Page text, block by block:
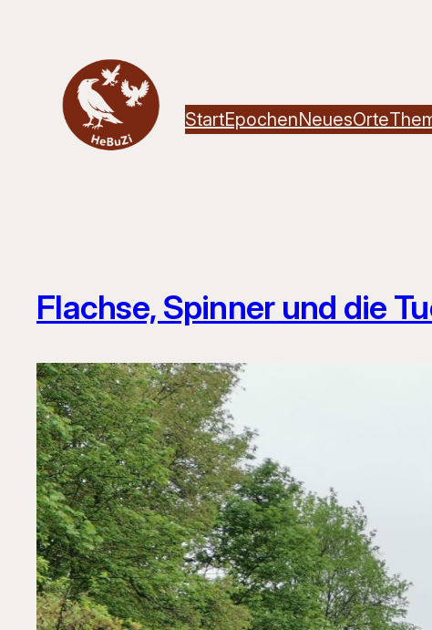
StartEpochenNeuesOrte
Flachse, Spinner und die